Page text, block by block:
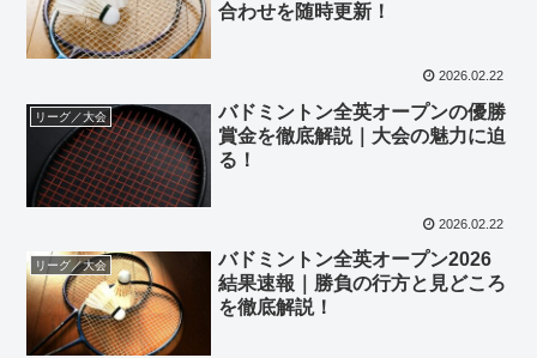
合わせを随時更新！
2026.02.22
リーグ／大会
バドミントン全英オープンの優勝
賞金を徹底解説｜大会の魅力に迫
る！
2026.02.22
リーグ／大会
バドミントン全英オープン2026
結果速報｜勝負の行方と見どころ
を徹底解説！